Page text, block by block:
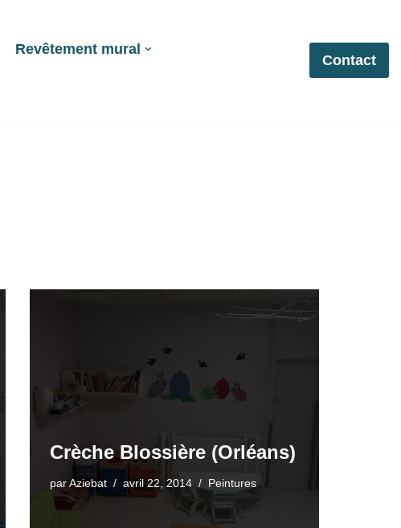
Revêtement mural
Contact
Crèche Blossière (Orléans)
parAziebat avril 22, 2014 Peintures